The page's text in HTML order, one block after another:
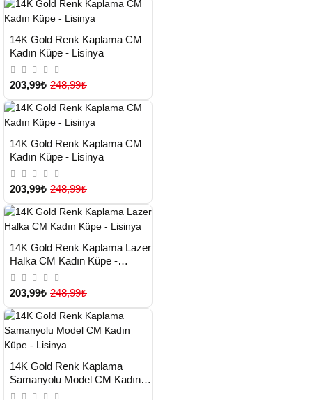
TESLİMAT
14K Gold Renk Kaplama CM
Kadın Küpe - Lisinya
203,99₺ 248,99₺
TESLİMAT
14K Gold Renk Kaplama CM
Kadın Küpe - Lisinya
203,99₺ 248,99₺
TESLİMAT
14K Gold Renk Kaplama Lazer
Halka CM Kadın Küpe -
Lisinya
203,99₺ 248,99₺
TESLİMAT
14K Gold Renk Kaplama
Samanyolu Model CM Kadın
Küpe - Lisinya